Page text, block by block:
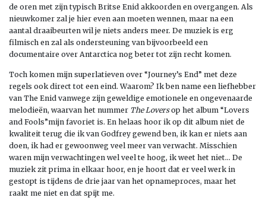
de oren met zijn typisch Britse Enid akkoorden en overgangen. Als
nieuwkomer zal je hier even aan moeten wennen, maar na een
aantal draaibeurten wil je niets anders meer. De muziek is erg
filmisch en zal als ondersteuning van bijvoorbeeld een
documentaire over Antarctica nog beter tot zijn recht komen.
Toch komen mijn superlatieven over “Journey’s End” met deze
regels ook direct tot een eind. Waarom? Ik ben name een liefhebber
van The Enid vanwege zijn geweldige emotionele en ongevenaarde
melodieën, waarvan het nummer The Loversop het album “Lovers
and Fools”mijn favoriet is. En helaas hoor ik op dit album niet de
kwaliteit terug die ik van Godfrey gewend ben, ik kan er niets aan
doen, ik had er gewoonweg veel meer van verwacht. Misschien
waren mijn verwachtingen wel veel te hoog, ik weet het niet… De
muziek zit prima in elkaar hoor, en je hoort dat er veel werk in
gestopt is tijdens de drie jaar van het opnameproces, maar het
raakt me niet en dat spijt me.